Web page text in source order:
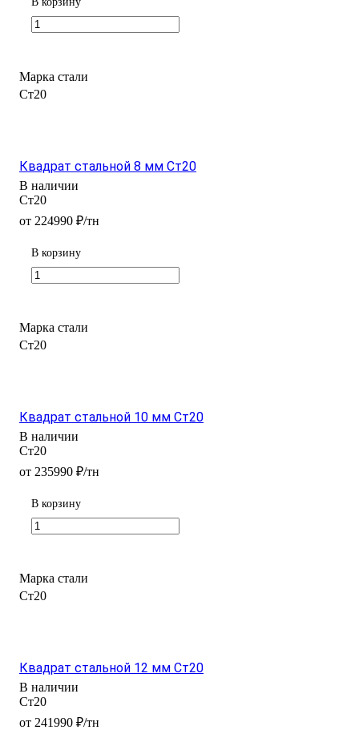
Марка стали
Ст20
Квадрат стальной 8 мм Ст20
В наличии
Ст20
от 224990 ₽/тн
В корзину
Марка стали
Ст20
Квадрат стальной 10 мм Ст20
В наличии
Ст20
от 235990 ₽/тн
В корзину
Марка стали
Ст20
Квадрат стальной 12 мм Ст20
В наличии
Ст20
от 241990 ₽/тн